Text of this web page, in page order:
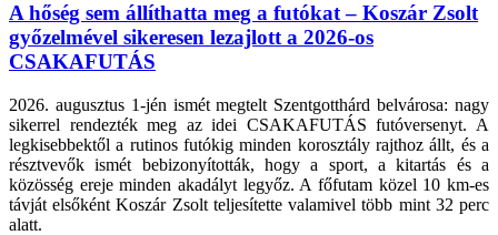
A hőség sem állíthatta meg a futókat – Koszár Zsolt
győzelmével sikeresen lezajlott a 2026-os
CSAKAFUTÁS
2026. augusztus 1-jén ismét megtelt Szentgotthárd belvárosa: nagy
sikerrel rendezték meg az idei CSAKAFUTÁS futóversenyt. A
legkisebbektől a rutinos futókig minden korosztály rajthoz állt, és a
résztvevők ismét bebizonyították, hogy a sport, a kitartás és a
közösség ereje minden akadályt legyőz. A főfutam közel 10 km-es
távját elsőként Koszár Zsolt teljesítette valamivel több mint 32 perc
alatt.